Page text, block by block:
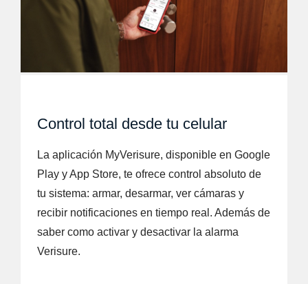
Control total desde tu celular
La aplicación MyVerisure, disponible en Google
Play y App Store, te ofrece control absoluto de
tu sistema: armar, desarmar, ver cámaras y
recibir notificaciones en tiempo real. Además de
saber como activar y desactivar la alarma
Verisure.